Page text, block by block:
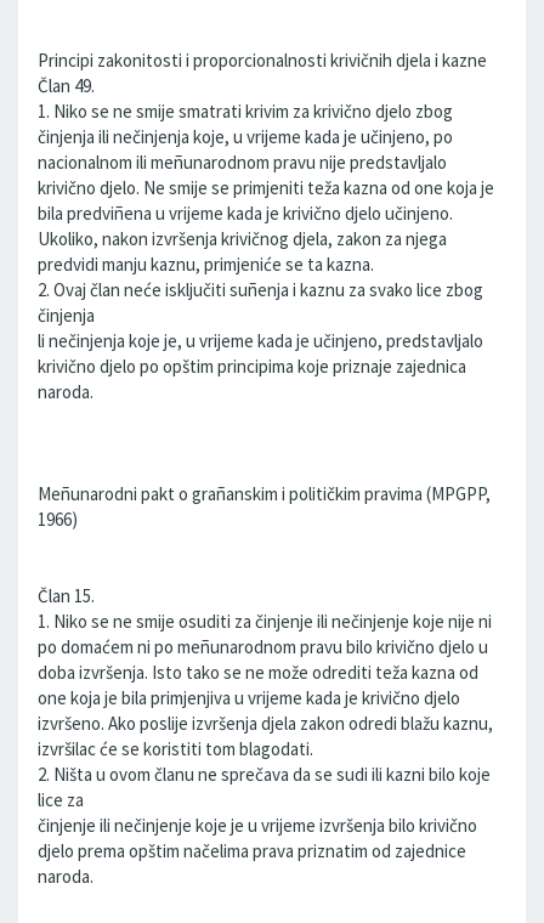
Principi zakonitosti i proporcionalnosti krivičnih djela i kazne
Član 49.
1. Niko se ne smije smatrati krivim za krivično djelo zbog
činjenja ili nečinjenja koje, u vrijeme kada je učinjeno, po
nacionalnom ili meñunarodnom pravu nije predstavljalo
krivično djelo. Ne smije se primjeniti teža kazna od one koja je
bila predviñena u vrijeme kada je krivično djelo učinjeno.
Ukoliko, nakon izvršenja krivičnog djela, zakon za njega
predvidi manju kaznu, primjeniće se ta kazna.
2. Ovaj član neće isključiti suñenja i kaznu za svako lice zbog
činjenja
li nečinjenja koje je, u vrijeme kada je učinjeno, predstavljalo
krivično djelo po opštim principima koje priznaje zajednica
naroda.
Meñunarodni pakt o grañanskim i političkim pravima (MPGPP,
1966)
Član 15.
1. Niko se ne smije osuditi za činjenje ili nečinjenje koje nije ni
po domaćem ni po meñunarodnom pravu bilo krivično djelo u
doba izvršenja. Isto tako se ne može odrediti teža kazna od
one koja je bila primjenjiva u vrijeme kada je krivično djelo
izvršeno. Ako poslije izvršenja djela zakon odredi blažu kaznu,
izvršilac će se koristiti tom blagodati.
2. Ništa u ovom članu ne sprečava da se sudi ili kazni bilo koje
lice za
činjenje ili nečinjenje koje je u vrijeme izvršenja bilo krivično
djelo prema opštim načelima prava priznatim od zajednice
naroda.